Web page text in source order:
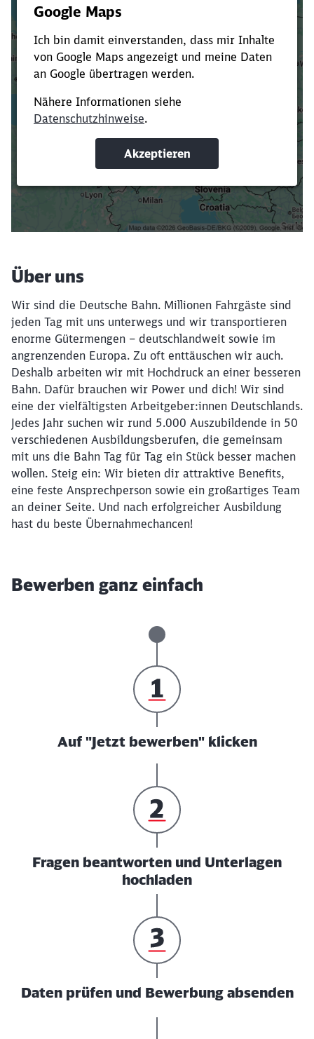
Verkürze die Ladezeit, indem du Suchbegriffe
oder Filter hinzufügst.
Suchbegriffe eingeben
Filter setzen
Über uns
Wir sind die Deutsche Bahn. Millionen Fahrgäste sind
jeden Tag mit uns unterwegs und wir transportieren
enorme Gütermengen – deutschlandweit sowie im
angrenzenden Europa. Zu oft enttäuschen wir auch.
Deshalb arbeiten wir mit Hochdruck an einer besseren
Bahn. Dafür brauchen wir Power und dich! Wir sind
eine der vielfältigsten Arbeitgeber:innen Deutschlands.
Jedes Jahr suchen wir rund 5.000 Auszubildende in 50
verschiedenen Ausbildungsberufen, die gemeinsam
mit uns die Bahn Tag für Tag ein Stück besser machen
wollen. Steig ein: Wir bieten dir attraktive Benefits,
eine feste Ansprechperson sowie ein großartiges Team
an deiner Seite. Und nach erfolgreicher Ausbildung
hast du beste Übernahmechancen!
Bewerben ganz einfach
Auf "Jetzt bewerben" klicken
Fragen beantworten und Unterlagen
hochladen
Daten prüfen und Bewerbung absenden